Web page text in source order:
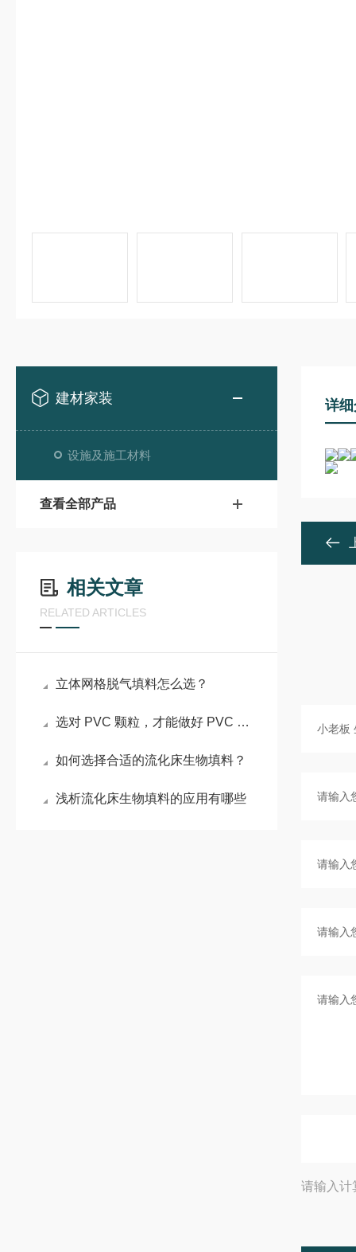
建材家装
设施及施工材料
查看全部产品
相关文章
RELATED ARTICLES
立体网格脱气填料怎么选？
选对 PVC 颗粒，才能做好 PVC 管件！
如何选择合适的流化床生物填料？
浅析流化床生物填料的应用有哪些
详
请输入计